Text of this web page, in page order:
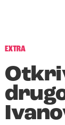
EXTRA